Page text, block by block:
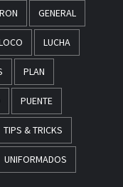
GENERAL
LUCHA
PLAN
PUENTE
TIPS & TRICKS
UNIFORMADOS